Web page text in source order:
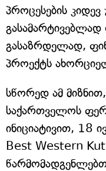
პროცესების
გასაზრდელად,
პროექტს
სწორედ ამ
საქართველოს
ინიციატივით, 18
Best Western